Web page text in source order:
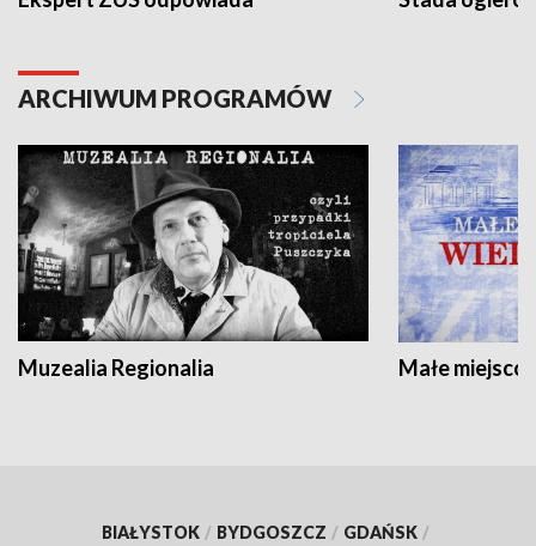
ARCHIWUM PROGRAMÓW
Muzealia Regionalia Małe
BIAŁYSTOK / BYDGOSZCZ / GDAŃSK /